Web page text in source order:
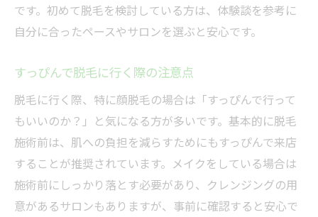
です。初めて脱毛を検討している方は、体験談を参考に
自分に合ったペースやサロンを選ぶと安心です。
すっぴんで脱毛に行く際の注意点
脱毛に行く際、特に顔脱毛の場合は「すっぴんで行って
もいいのか？」と気になる方が多いです。基本的に脱毛
施術前は、肌への負担を減らすためにもすっぴんで来店
することが推奨されています。メイクをしている場合は
施術前にしっかり落とす必要があり、クレンジングの用
意があるサロンもありますが、事前に確認すると安心で